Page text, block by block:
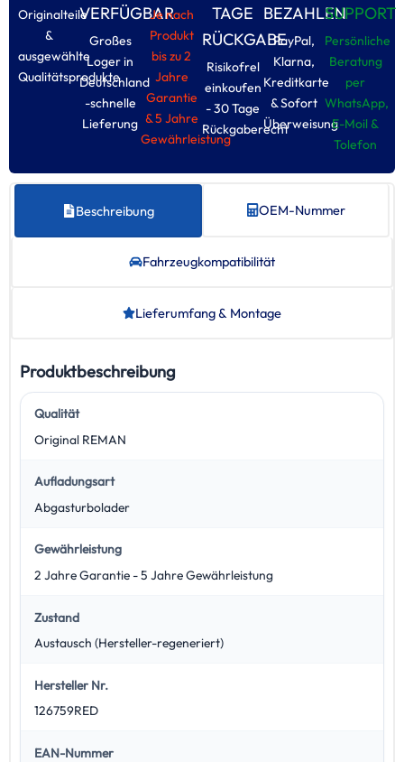
Originalteile
&
ausgewählte
Qualitätsprodukte
VERFÜGBAR
Großes
Loger in
Deutschland
-schnelle
Lieferung
Je nach
Produkt
bis zu 2
Jahre
Garantie
& 5 Jahre
Gewährleistung
TAGE
RÜCKGABE
Risikofrel
einkoufen
- 30 Tage
Rückgaberecht
BEZAHLEN
PayPal,
Klarna,
Kreditkarte
& Sofort
Überweisung
SUPPORT
Persönliche
Beratung
per
WhatsApp,
E-Moil &
Tolefon
Beschreibung OEM-Nummer
Fahrzeug­kompatibilität
Lieferumfang & Montage
Produktbeschreibung
Qualität
Original REMAN
Aufladungsart
Abgasturbolader
Gewährleistung
2 Jahre Garantie - 5 Jahre Gewährleistung
Zustand
Austausch (Hersteller-regeneriert)
Hersteller Nr.
126759RED
EAN-Nummer